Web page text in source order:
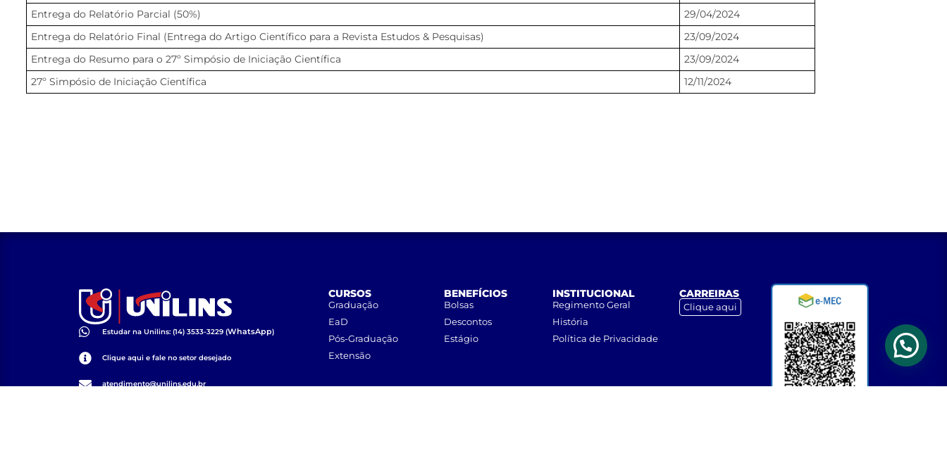
Entrega do Relatório Parcial (50%)
29/04/2024
Entrega do Relatório Final (Entrega do Artigo Científico para a Revista Estudos & Pesquisas)
23/09/2024
Entrega do Resumo para o 27º Simpósio de Iniciação Científica
23/09/2024
27º Simpósio de Iniciação Científica
12/11/2024
Estudar na Unilins: (14) 3533-3229 (WhatsApp)
Clique aqui e fale no setor desejado
atendimento@unilins.edu.br
CURSOS
Graduação
EaD
Pós-Graduação
Extensão
BENEFÍCIOS
Bolsas
Descontos
Estágio
INSTITUCIONAL
Regimento Geral
História
Política de Privacidade
CARREIRAS
Clique aqui